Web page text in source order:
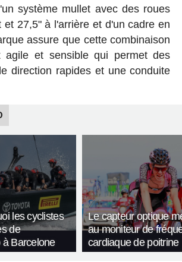
système mullet avec des roues
et 27,5" à l'arrière et d'un cadre en
assure que cette combinaison
agile et sensible qui permet des
direction rapides et une conduite
les cyclistes
de
à Barcelone
Le capteur optique
au moniteur de
cardiaque de poitrine